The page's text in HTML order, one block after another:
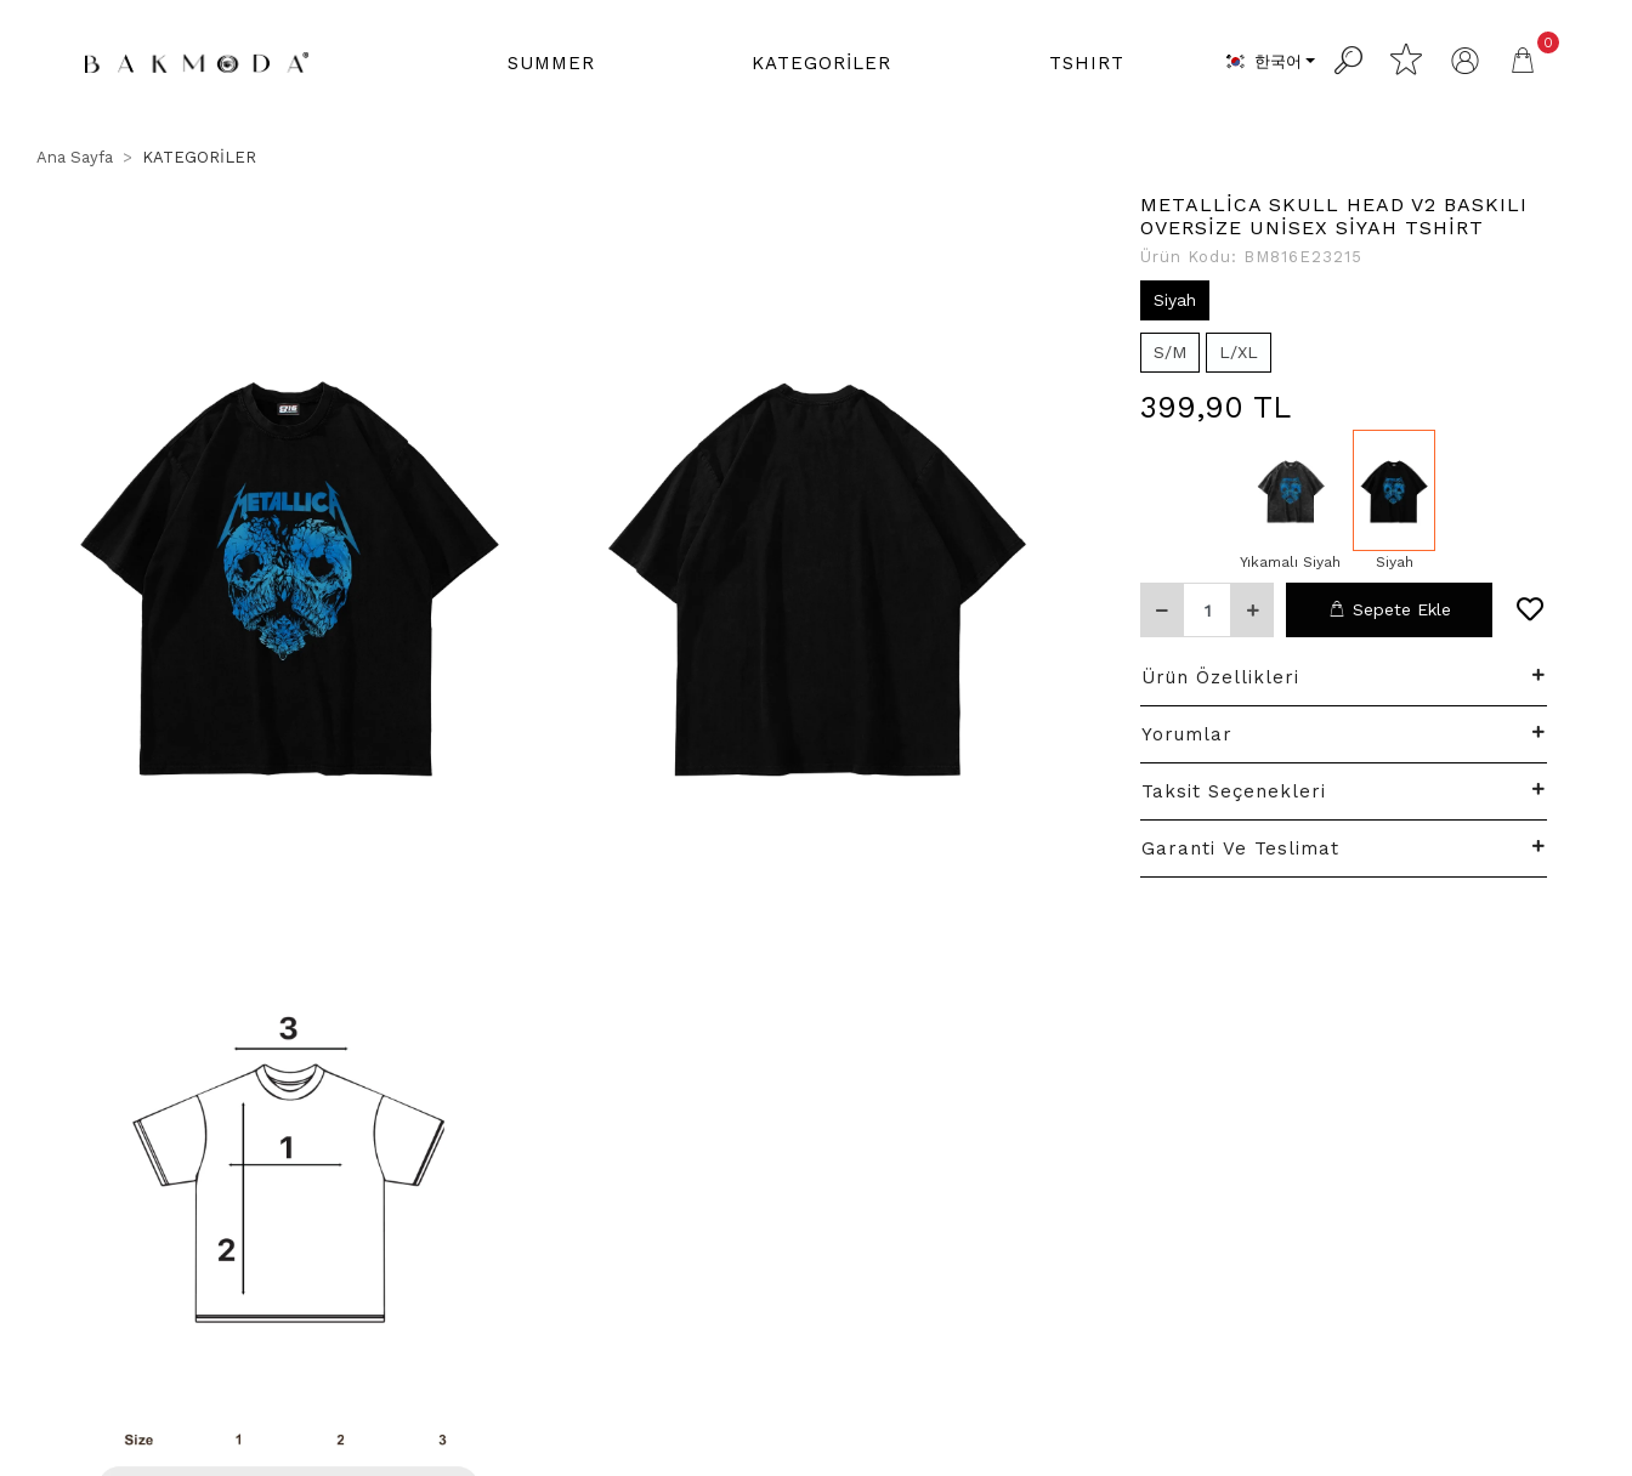
SUMMER KATEGORİLER TSHIRT 한국어
0
Ana Sayfa KATEGORİLER
METALLİCA SKULL HEAD V2 BASKILI
OVERSİZE UNİSEX SİYAH TSHİRT
Ürün Kodu: BM816E23215
Siyah
S/M L/XL
399,90 TL
Yıkamalı Siyah Siyah
Sepete Ekle
Ürün Özellikleri
Yorumlar
Taksit Seçenekleri
Garanti Ve Teslimat